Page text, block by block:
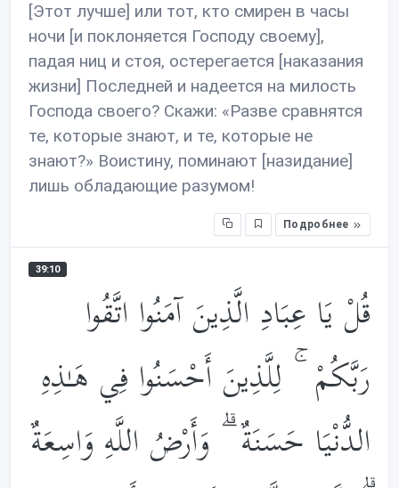
[Этот лучше] или тот, кто смирен в часы
ночи [и поклоняется Господу своему],
падая ниц и стоя, остерегается [наказания
жизни] Последней и надеется на милость
Господа своего? Скажи: «Разве сравнятся
те, которые знают, и те, которые не
знают?» Воистину, поминают [назидание]
лишь обладающие разумом!
Подробнее
39:10
قُلْ يَا عِبَادِ الَّذِينَ آمَنُوا اتَّقُوا
رَبَّكُمْ ۚ لِلَّذِينَ أَحْسَنُوا فِي هَـٰذِهِ
الدُّنْيَا حَسَنَةٌ ۗ وَأَرْضُ اللَّهِ وَاسِعَةٌ